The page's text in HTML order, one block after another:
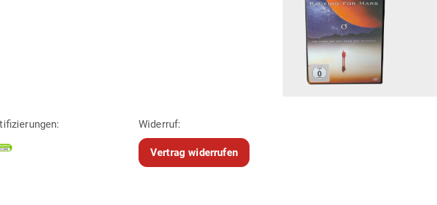
Widerruf:
Vertrag widerrufen